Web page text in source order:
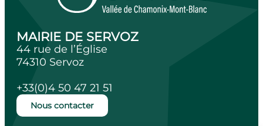
MAIRIE DE SERVOZ
44 rue de l’Église
74310 Servoz
+33(0)4 50 47 21 51
Nous contacter